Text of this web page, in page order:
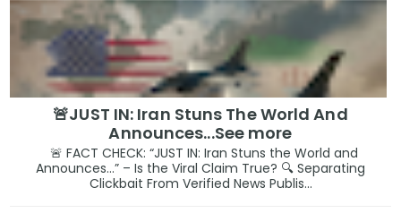
🚨JUST IN: Iran Stuns The World And
Announces...See more
🚨 FACT CHECK: “JUST IN: Iran Stuns the World and
Announces…” – Is the Viral Claim True? 🔍 Separating
Clickbait From Verified News Publis...